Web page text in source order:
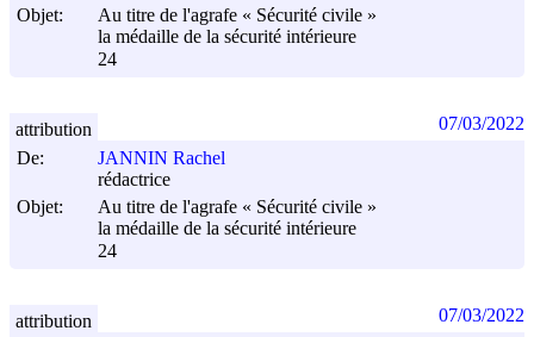
Objet:
Au titre de l'agrafe « Sécurité civile »
la médaille de la sécurité intérieure
24
De:
JANNIN Rachel
rédactrice
Objet:
Au titre de l'agrafe « Sécurité civile »
la médaille de la sécurité intérieure
24
attribution 07/03/2022
attribution 07/03/2022